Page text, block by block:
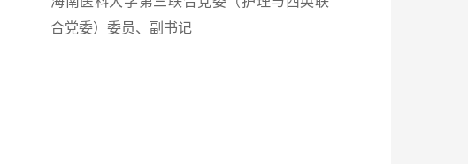
合党委）委员、副书记